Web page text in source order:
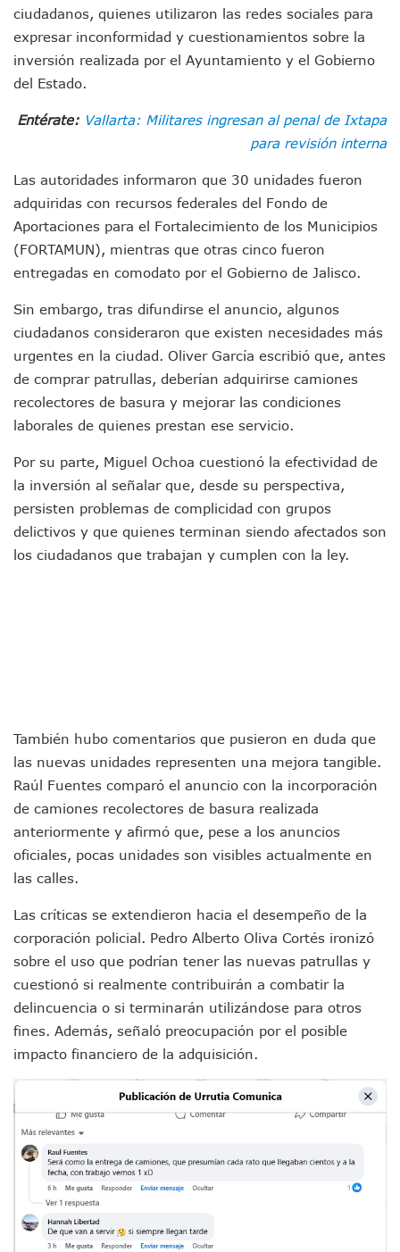
Lluvias E Inundaciones No Detienen El Transporte Público
Bruno Blancas Reúne A Especialistas Para Analizar La
Entregan Aparato Auditivo A Don Juan Ramírez En Puerto
Viajar A Puerto Vallarta Este Verano Puede Costar Hasta
Buscan Reducir Riesgos Por Cocodrilos En Playas De
Vecinos De La Playita Reciben A Juan Carlos Castro
Asesinan En Oaxaca Al Periodista Francisco Alejandro
Detienen A Cuatro Hombres Armados En Bucerías;
Yussara Canales Pide Transparencia Sobre Nuevo
Adultos Mayores De Ixtapa Tendrán Una “Casa De Día”
Mujeres Recorren Calles De Ixtapa Para Identificar
CUCosta E IMSS Nayarit Avanzan En Acuerdos Para
Videos De Presunto Convoy Armado Desatan Operativo
Playa Las Cocinas: Retiran Concesión Y Anuncian Plan De
Dr. Álvarez Zayas Dirige Plan De Salud Animal Y
Por Desaparición Forzada, Expolicías De Nayarit
“El Mayo” Zambada Es Condenado A Morir En Prisión En
Orgullo Vallartense: Zhoemí Luévanos Competirá En El
Brigada Forense Brindará Atención A Familias De
Vecinos De Vallarta 500 Exponen Queja De Vialidades A
Pelea De Extranjera Durante Función De “La Odisea” En
Joven Esgrimista De Puerto Vallarta Asegura Lugar En El
Llegan Camiones “oruga” A Puerto Vallarta Con
Coordinan Operativo Para Las Tradicionales Paseadas
Asesinan A Regidora De Tecate Por Morena Y A Su
Recuperan Seis Vehículos Con Reporte De Robo Durante
SEP Asigna Escuelas Para El Ciclo 2026-2027 En Jalisco;
Tráfico Aéreo Cae En Puerto Vallarta Durante El 2026;
SAT Lleva Su Oficina Móvil A Talpa De Allende Para
Mediante Asambleas Informativas Juan Carlos Castro
Movimiento Ciudadano Capacita A Su Estructura
Hospital Civil De La Costa Inicia Su Construcción En Puerto
Fechas Y Sedes De Las Jornadas De Adopción De Perros
Accidente Fatal En La Autopista Guadalajara–Tepic Deja
Ra Aguilar Fortalece La Transformación Desde Las
Aparecen Vivos Los Tres Estudiantes Desaparecidos De
Tras Caer Ante Inglaterra, México Recibe Multa Económica
Dictan Prisión Preventiva A Exdirector De Pemex Por
Juan Carlos Castro Visitó La Colonia Cristóbal Colón
Puente Amado Nervo Avanza En Un 80%, ¿se Abrirá Este
C5 Jalisco Recupera Vehículo Robado De Puerto Vallarta
Genera Críticas La Compra De 35 Nuevas Patrullas Para
Alejandro, Julión Y Alfredito Darán Magna Serenata En La
Vallarta Destaca En Competitividad Urbana Por Turismo,
ciudadanos, quienes utilizaron las redes sociales para
expresar inconformidad y cuestionamientos sobre la
inversión realizada por el Ayuntamiento y el Gobierno
del Estado.
Entérate: Vallarta: Militares ingresan al penal de Ixtapa
para revisión interna
Las autoridades informaron que 30 unidades fueron
adquiridas con recursos federales del Fondo de
Aportaciones para el Fortalecimiento de los Municipios
(FORTAMUN), mientras que otras cinco fueron
entregadas en comodato por el Gobierno de Jalisco.
Sin embargo, tras difundirse el anuncio, algunos
ciudadanos consideraron que existen necesidades más
urgentes en la ciudad. Oliver García escribió que, antes
de comprar patrullas, deberían adquirirse camiones
recolectores de basura y mejorar las condiciones
laborales de quienes prestan ese servicio.
Por su parte, Miguel Ochoa cuestionó la efectividad de
la inversión al señalar que, desde su perspectiva,
persisten problemas de complicidad con grupos
delictivos y que quienes terminan siendo afectados son
los ciudadanos que trabajan y cumplen con la ley.
También hubo comentarios que pusieron en duda que
las nuevas unidades representen una mejora tangible.
Raúl Fuentes comparó el anuncio con la incorporación
de camiones recolectores de basura realizada
anteriormente y afirmó que, pese a los anuncios
oficiales, pocas unidades son visibles actualmente en
las calles.
Las críticas se extendieron hacia el desempeño de la
corporación policial. Pedro Alberto Oliva Cortés ironizó
sobre el uso que podrían tener las nuevas patrullas y
cuestionó si realmente contribuirán a combatir la
delincuencia o si terminarán utilizándose para otros
fines. Además, señaló preocupación por el posible
impacto financiero de la adquisición.